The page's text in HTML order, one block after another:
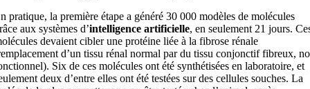
pratique, la première étape a généré 30 000 modèles de molécules
aux systèmes d’intelligence artificielle, en seulement 21 jours.
devaient cibler une protéine liée à la fibrose rénale
d’un tissu rénal normal par du tissu conjonctif fibreux,
Six de ces molécules ont été synthétisées en laboratoire, et
deux d’entre elles ont été testées sur des cellules souches. La